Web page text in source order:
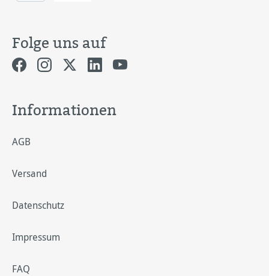
Folge uns auf
Informationen
AGB
Versand
Datenschutz
Impressum
FAQ